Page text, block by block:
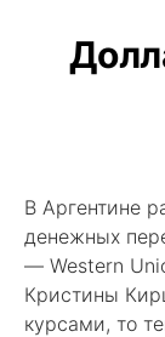
В Аргентине
денежных
— Western
Кристины
курсами, то